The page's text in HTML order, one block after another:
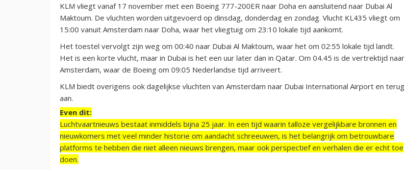
KLM vliegt vanaf 17 november met een Boeing 777-200ER naar Doha en aansluitend naar Dubai Al
Maktoum. De vluchten worden uitgevoerd op dinsdag, donderdag en zondag. Vlucht KL435 vliegt om
15:00 vanuit Amsterdam naar Doha, waar het vliegtuig om 23:10 lokale tijd aankomt.
Het toestel vervolgt zijn weg om 00:40 naar Dubai Al Maktoum, waar het om 02:55 lokale tijd landt.
Het is een korte vlucht, maar in Dubai is het een uur later dan in Qatar. Om 04.45 is de vertrektijd naar
Amsterdam, waar de Boeing om 09:05 Nederlandse tijd arriveert.
KLM biedt overigens ook dagelijkse vluchten van Amsterdam naar Dubai International Airport en terug
aan.
Even dit:
Luchtvaartnieuws bestaat inmiddels bijna 25 jaar. In een tijd waarin talloze vergelijkbare bronnen en
nieuwkomers met veel minder historie om aandacht schreeuwen, is het belangrijk om betrouwbare
platforms te hebben die niet alleen nieuws brengen, maar ook perspectief en verhalen die er echt toe
doen.